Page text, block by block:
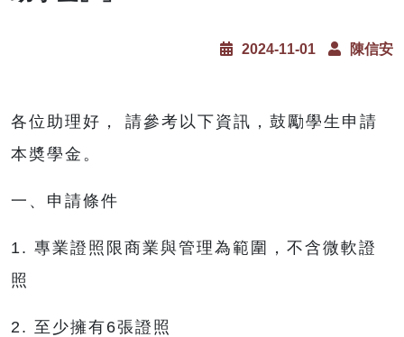
2024-11-01 陳信安
各位助理好， 請參考以下資訊，鼓勵學生申請
本奬學金。
一、申請條件
1. 專業證照限商業與管理為範圍，不含微軟證
照
2. 至少擁有6張證照